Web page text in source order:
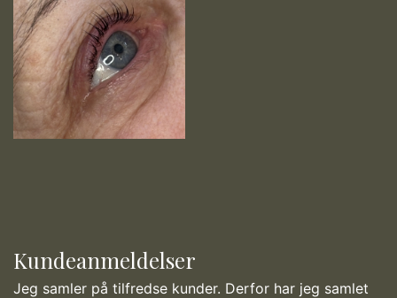
Kundeanmeldelser
Jeg samler på tilfredse kunder. Derfor har jeg samlet